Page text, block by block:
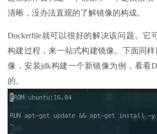
清晰，没办法直观的了解镜像的构成。
Dockerfile就可以很好的解决该问题。它
构建过程，来一站式构建镜像。下面同样
像，安装jdk构建一个新镜像为例，看看
的。